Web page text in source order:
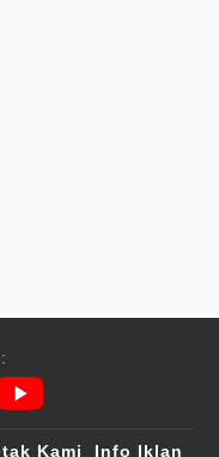
Kami Info Iklan